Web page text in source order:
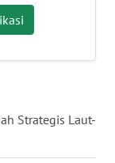
Strategis Laut-